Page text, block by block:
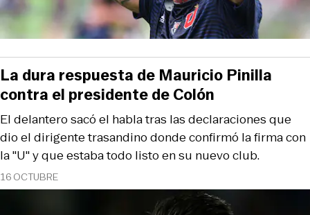
16 OCTUBRE
El delantero sacó el habla tras las declaraciones que
dio el dirigente trasandino donde confirmó la firma con
la "U" y que estaba todo listo en su nuevo club.
La dura respuesta de Mauricio Pinilla
contra el presidente de Colón